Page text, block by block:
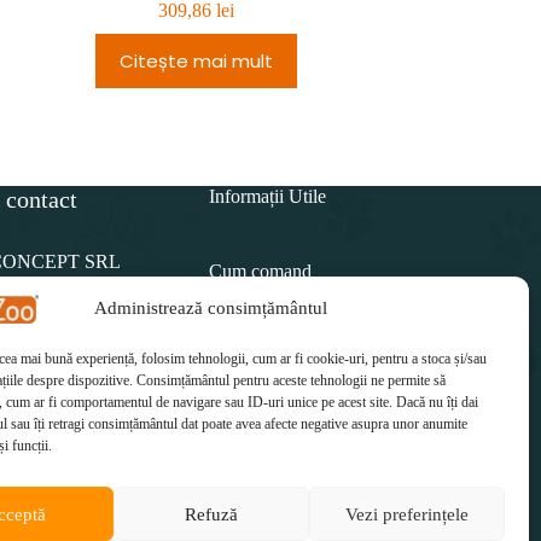
Administrează consimțământul
mai bună experiență, folosim tehnologii, cum ar fi cookie-uri, pentru a stoca și/sau
despre dispozitive. Consimțământul pentru aceste tehnologii ne permite să
cum ar fi comportamentul de navigare sau ID-uri unice pe acest site. Dacă nu îți dai
sau îți retragi consimțământul dat poate avea afecte negative asupra unor anumite
funcții.
Refuză Vezi preferințele
309,86 lei
Citește mai mult
SRL
812
Informații Utile
Cum comand
Politica de retur
Cum plătesc
Cum se livrează